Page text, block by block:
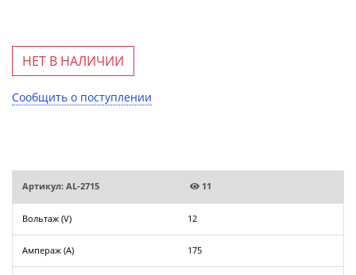
НЕТ В НАЛИЧИИ
Сообщить о поступлении
Артикул: AL-2715 11
Вольтаж (V) 12
Ампераж (A) 175